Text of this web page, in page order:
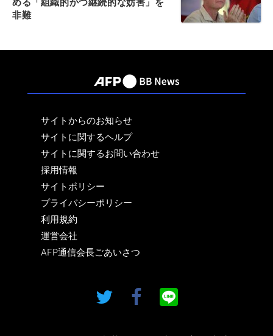
非難
サイトからのお知らせ
サイトに関するヘルプ
サイトに関するお問い合わせ
採用情報
サイトポリシー
プライバシーポリシー
利用規約
運営会社
AFP通信会長ごあいさつ